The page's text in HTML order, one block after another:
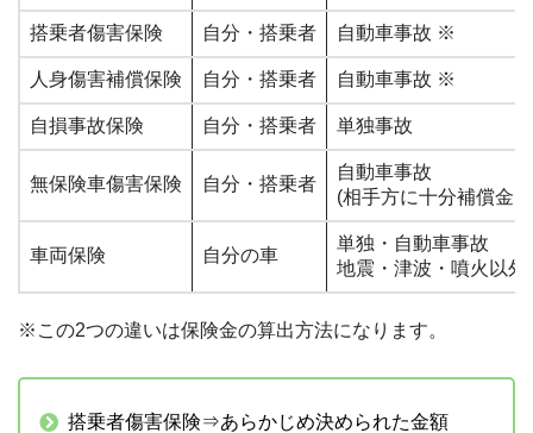
搭乗者傷害保険 自分・搭乗者 自動車事故 ※
人身傷害補償保険 自分・搭乗者 自動車事故 ※
自損事故保険 自分・搭乗者 単独事故
無保険車傷害保険 自分・搭乗者
自動車事故
(相手方に十分補償金
車両保険 自分の車
単独・自動車事故
地震・津波・噴火以外
※この2つの違いは保険金の算出方法になります。
搭乗者傷害保険⇒あらかじめ決められた金額